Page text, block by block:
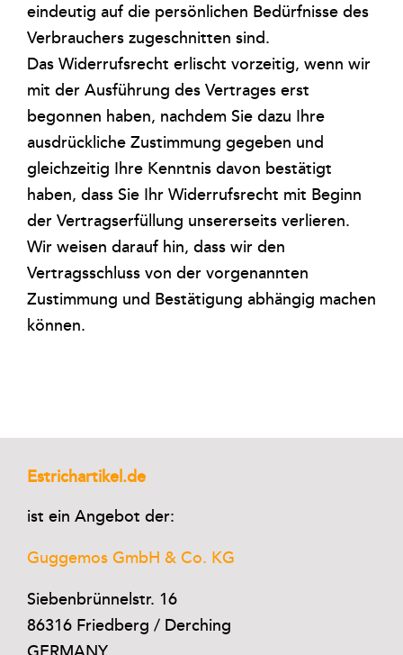
eindeutig auf die persönlichen Bedürfnisse des
Verbrauchers zugeschnitten sind.
Das Widerrufsrecht erlischt vorzeitig, wenn wir
mit der Ausführung des Vertrages erst
begonnen haben, nachdem Sie dazu Ihre
ausdrückliche Zustimmung gegeben und
gleichzeitig Ihre Kenntnis davon bestätigt
haben, dass Sie Ihr Widerrufsrecht mit Beginn
der Vertragserfüllung unsererseits verlieren.
Wir weisen darauf hin, dass wir den
Vertragsschluss von der vorgenannten
Zustimmung und Bestätigung abhängig machen
können.
Estrichartikel.de
ist ein Angebot der:
Guggemos GmbH & Co. KG
Siebenbrünnelstr. 16
86316 Friedberg / Derching